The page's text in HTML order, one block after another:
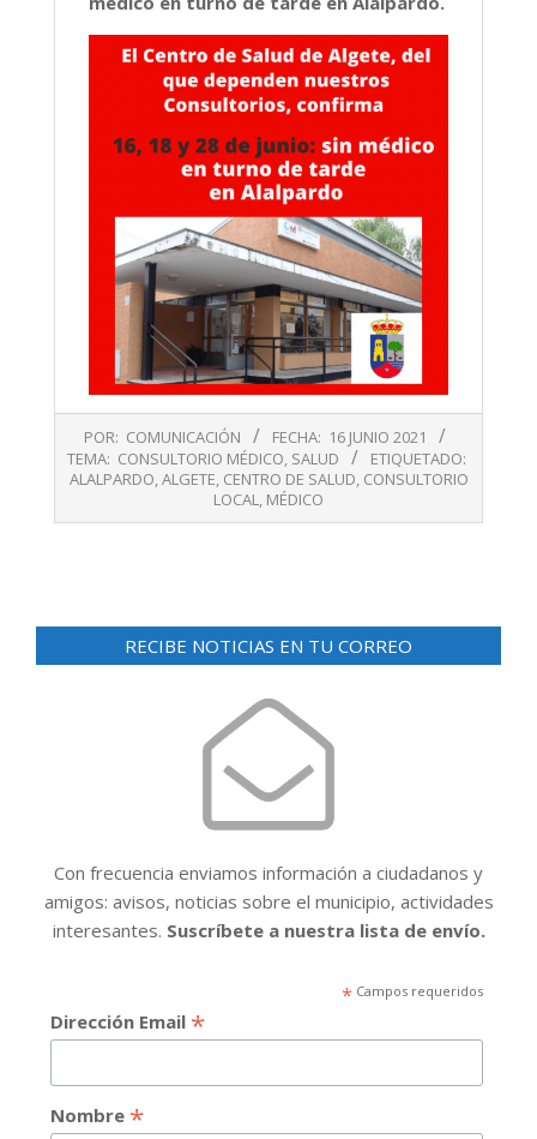
06-
16
POR: COMUNICACIÓN FECHA: 16 JUNIO 2021
TEMA: CONSULTORIO MÉDICO, SALUD
ETIQUETADO:
ALALPARDO,ALGETE, CENTRO DE SALUD, CONSULTORIO
LOCAL, MÉDICO
RECIBE NOTICIAS EN TU CORREO
Con frecuencia enviamos información a ciudadanos y
amigos: avisos, noticias sobre el municipio, actividades
interesantes. Suscríbete a nuestra lista de envío.
*Campos requeridos
Dirección Email *
Nombre *